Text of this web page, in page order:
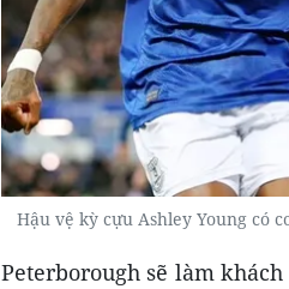
Hậu vệ kỳ cựu Ashley Young có
Peterborough sẽ làm